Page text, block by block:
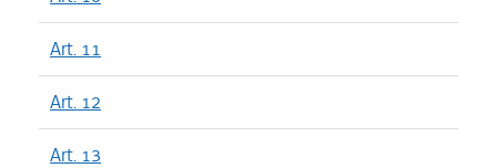
Art. 11
Art. 12
Art. 13